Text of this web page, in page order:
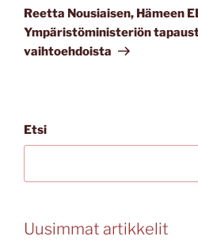
artikkeli
Reetta Nousiaisen, Hämeen
Ympäristöministeriön
vaihtoehdoista
Etsi
Uusimmat artikkelit